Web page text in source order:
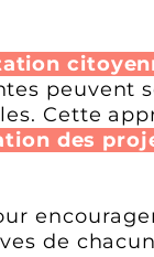
peuvent
Cette
des
de